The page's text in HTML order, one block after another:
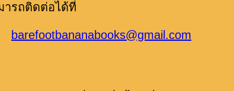
รถติดต่อได้ที่
barefootbananabooks@gmail.com